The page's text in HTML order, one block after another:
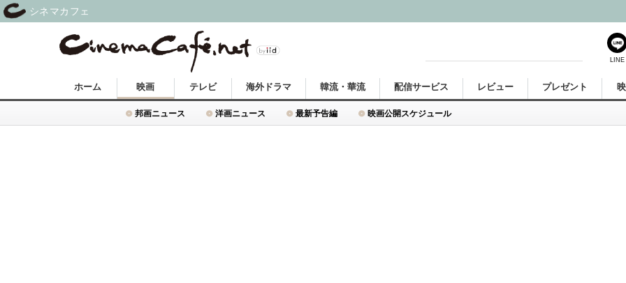
ホーム 映画
邦画ニュース 洋画ニュース 最新予告編 映画公開スケジュール
テレビ 海外ドラマ 韓流・華流 配信サービス レビュー プレゼント
LINE
シネマカフェ